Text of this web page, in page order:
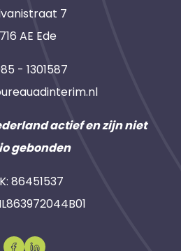
7
AE Ede
- 1301587
actief en zijn niet
gebonden
86451537